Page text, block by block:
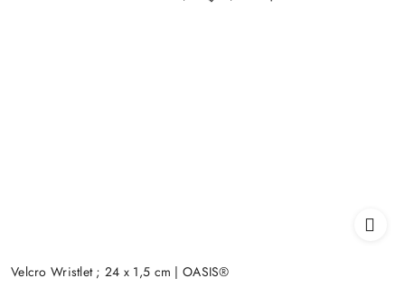
Velcro Wristlet ; 24 x 1,5 cm | OASIS®